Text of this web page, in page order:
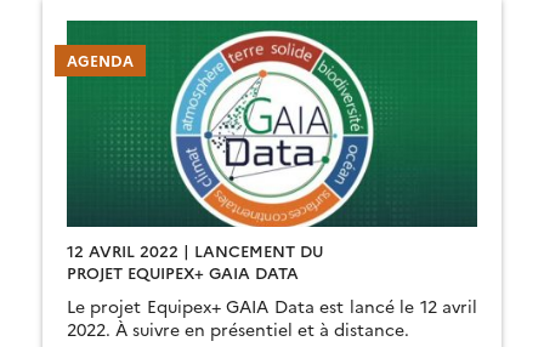
AGENDA
12 AVRIL 2022 | LANCEMENT DU
PROJET EQUIPEX+ GAIA DATA
Le projet Equipex+ GAIA Data est lancé le 12 avril
2022. À suivre en présentiel et à distance.